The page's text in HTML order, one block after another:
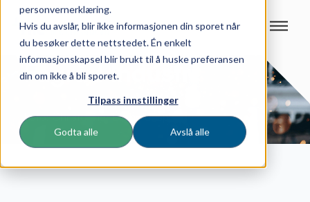
personvernerklæring.
Hvis du avslår, blir ikke informasjonen din sporet når
du besøker dette nettstedet. Én enkelt
informasjonskapsel blir brukt til å huske preferansen
din om ikke å bli sporet.
Tilpass innstillinger
Godta alle Avslå alle
Fagråd Industri
Foto: Christopher Burns/Unsplash